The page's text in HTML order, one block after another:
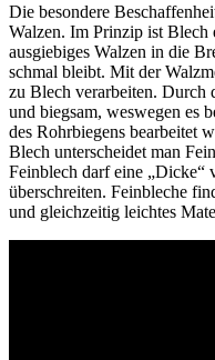
Die besondere
Walzen. Im Prinzip ist Blech
ausgiebiges Walzen in die
schmal bleibt. Mit der
zu Blech verarbeiten. Durch
und biegsam, weswegen es
des Rohrbiegens bearbeitet
Blech unterscheidet man
Feinblech darf eine
überschreiten. Feinbleche
und gleichzeitig leichtes